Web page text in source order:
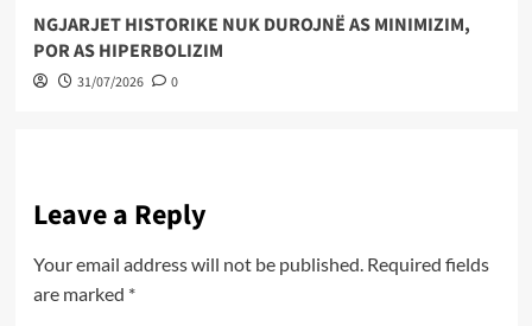
NGJARJET HISTORIKE NUK DUROJNË AS MINIMIZIM,
POR AS HIPERBOLIZIM
31/07/2026 0
Leave a Reply
Your email address will not be published. Required fields
are marked *